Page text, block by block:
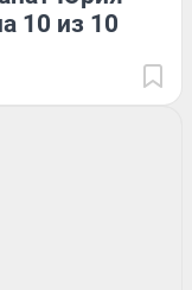
10 из 10